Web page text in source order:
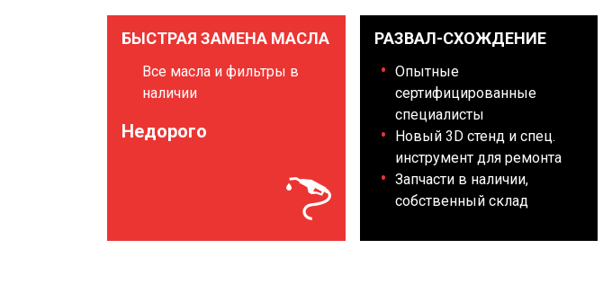
БЫСТРАЯ ЗАМЕНА МАСЛА
Все масла и фильтры в
наличии
Недорого
РАЗВАЛ-СХОЖДЕНИЕ
Опытные
сертифицированные
специалисты
Новый 3D стенд и спец.
инструмент для ремонта
Запчасти в наличии,
собственный склад